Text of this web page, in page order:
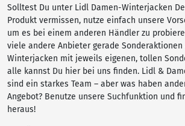
Solltest Du unter Lidl Damen-Winterjacken
Produkt vermissen, nutze einfach unsere
um es bei einem anderen Händler zu
viele andere Anbieter gerade Sonderaktionen
Winterjacken mit jeweils eigenen, tollen
alle kannst Du hier bei uns finden. Lidl &
sind ein starkes Team – aber was haben
Angebot? Benutze unsere Suchfunktion und
heraus!